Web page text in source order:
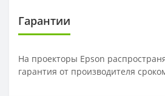
Гарантии
На проекторы Epson
гарантия от производителя